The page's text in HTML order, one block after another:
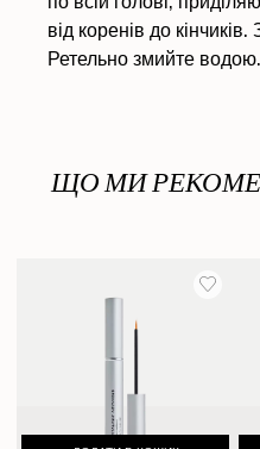
від коренів до
Ретельно змийте водою.
ЩО МИ